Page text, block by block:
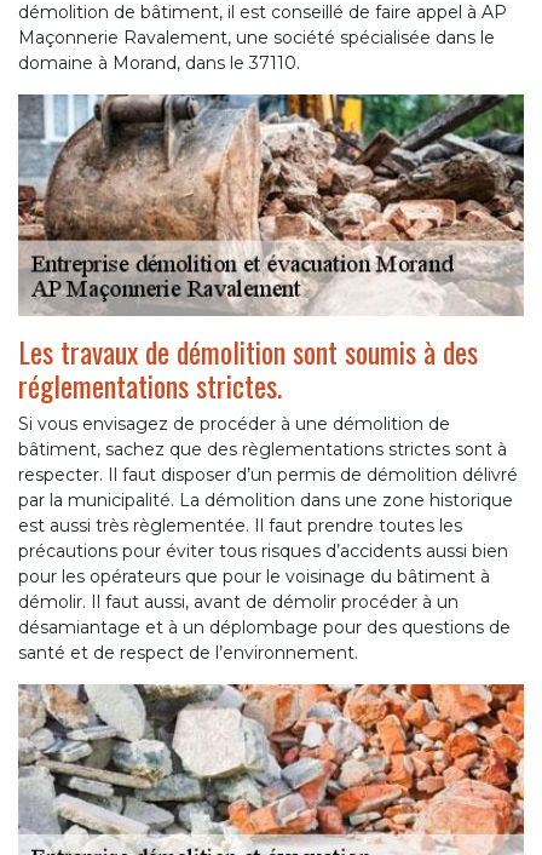
démolition de bâtiment, il est conseillé de faire appel à AP
Maçonnerie Ravalement, une société spécialisée dans le
domaine à Morand, dans le 37110.
Les travaux de démolition sont soumis à des
réglementations strictes.
Si vous envisagez de procéder à une démolition de
bâtiment, sachez que des règlementations strictes sont à
respecter. Il faut disposer d’un permis de démolition délivré
par la municipalité. La démolition dans une zone historique
est aussi très règlementée. Il faut prendre toutes les
précautions pour éviter tous risques d’accidents aussi bien
pour les opérateurs que pour le voisinage du bâtiment à
démolir. Il faut aussi, avant de démolir procéder à un
désamiantage et à un déplombage pour des questions de
santé et de respect de l’environnement.